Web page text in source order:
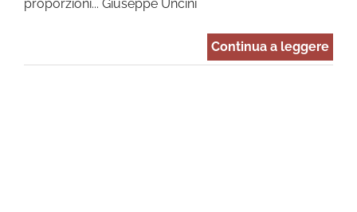
proporzioni... Giuseppe Uncini
Continua a leggere